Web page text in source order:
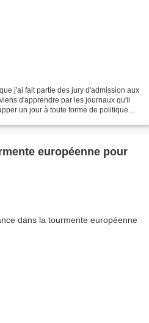
j'ai fait partie des jury d'admission aux
d'apprendre par les journaux qu'il
un jour à toute forme de politique
européenne pour